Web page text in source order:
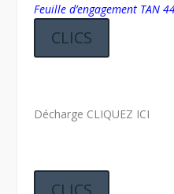
Feuille d’engagement TAN
CLICS
Décharge CLIQUEZ ICI
CLICS